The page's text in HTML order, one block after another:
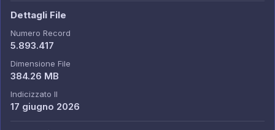
Dettagli File
Numero Record
5.893.417
Dimensione File
384.26 MB
Indicizzato Il
17 giugno 2026